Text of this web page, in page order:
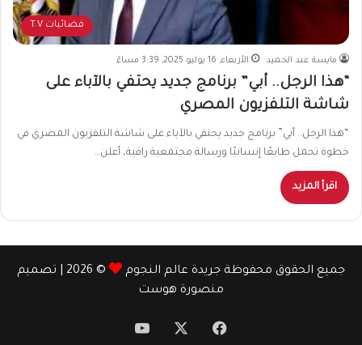
فضائيات T.V
مايسة عبد الحميد الأربعاء, 16 يوليو 2025, 3:39 مساءً
“هذا الرجل.. أبي” برنامج جديد يحتفي بالآباء على
شاشة التلفزيون المصري
“هذا الرجل.. أبي” برنامج جديد يحتفي بالآباء على شاشة التلفزيون المصري في
خطوة تحمل طابعًا إنسانيًا ورسالة مجتمعية راقية، أعلن…
اقرأ المزيد
جميع الحقوق محفوظة جريدة عالم النجوم
© 2026 | تصميم
منصورة هوست
فيسبوك ‫YouTube